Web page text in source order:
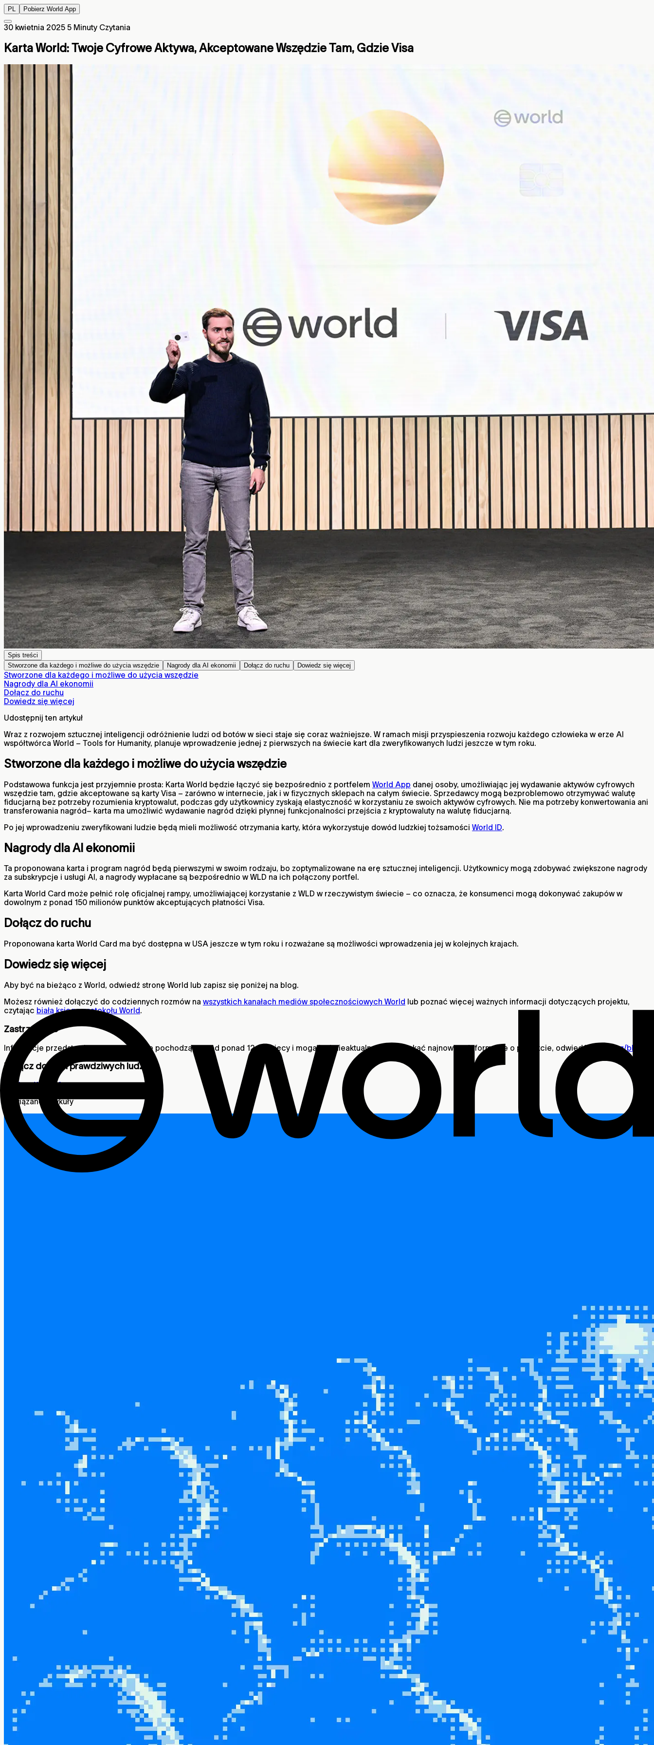
PL Pobierz World App
30 kwietnia 2025 5 Minuty Czytania
Karta World: Twoje Cyfrowe Aktywa, Akceptowane Wszędzie Tam, Gdzie Visa
Spis treści
Stworzone dla każdego i możliwe do użycia wszędzie
Nagrody dla AI ekonomii Dołącz do ruchu Dowiedz się więcej
Stworzone dla każdego i możliwe do użycia wszędzie
Nagrody dla AI ekonomii
Dołącz do ruchu
Dowiedz się więcej
Udostępnij ten artykuł
Wraz z rozwojem sztucznej inteligencji odróżnienie ludzi od botów w sieci staje się coraz ważniejsze. W ramach misji przyspieszenia rozwoju każdego człowieka w erze AI
współtwórca World – Tools for Humanity, planuje wprowadzenie jednej z pierwszych na świecie kart dla zweryfikowanych ludzi jeszcze w tym roku.
Stworzone dla każdego i możliwe do użycia wszędzie
Podstawowa funkcja jest przyjemnie prosta: Karta World będzie łączyć się bezpośrednio z portfelem World App danej osoby, umożliwiając jej wydawanie aktywów cyfrowych
wszędzie tam, gdzie akceptowane są karty Visa – zarówno w internecie, jak i w fizycznych sklepach na całym świecie. Sprzedawcy mogą bezproblemowo otrzymywać walutę
fiducjarną bez potrzeby rozumienia kryptowalut, podczas gdy użytkownicy zyskają elastyczność w korzystaniu ze swoich aktywów cyfrowych. Nie ma potrzeby konwertowania ani
transferowania nagród– karta ma umożliwić wydawanie nagród dzięki płynnej funkcjonalności przejścia z kryptowaluty na walutę fiducjarną.
Po jej wprowadzeniu zweryfikowani ludzie będą mieli możliwość otrzymania karty, która wykorzystuje dowód ludzkiej tożsamości World ID.
Nagrody dla AI ekonomii
Ta proponowana karta i program nagród będą pierwszymi w swoim rodzaju, bo zoptymalizowane na erę sztucznej inteligencji. Użytkownicy mogą zdobywać zwiększone nagrody
za subskrypcje i usługi AI, a nagrody wypłacane są bezpośrednio w WLD na ich połączony portfel.
Karta World Card może pełnić rolę oficjalnej rampy, umożliwiającej korzystanie z WLD w rzeczywistym świecie – co oznacza, że konsumenci mogą dokonywać zakupów w
dowolnym z ponad 150 milionów punktów akceptujących płatności Visa.
Dołącz do ruchu
Proponowana karta World Card ma być dostępna w USA jeszcze w tym roku i rozważane są możliwości wprowadzenia jej w kolejnych krajach.
Dowiedz się więcej
Aby być na bieżąco z World, odwiedź stronę World lub zapisz się poniżej na blog.
Możesz również dołączyć do codziennych rozmów na wszystkich kanałach mediów społecznościowych World lub poznać więcej ważnych informacji dotyczących projektu,
czytając białą księgę protokołu World.
Zastrzeżenie
Informacje przedstawione w tym artykule pochodzą sprzed ponad 12 miesięcy i mogą być nieaktualne. Aby uzyskać najnowsze informacje o projekcie, odwiedź world.org/blog
Dołącz do sieci prawdziwych ludzi.
Pobierz World App
Powiązane artykuły